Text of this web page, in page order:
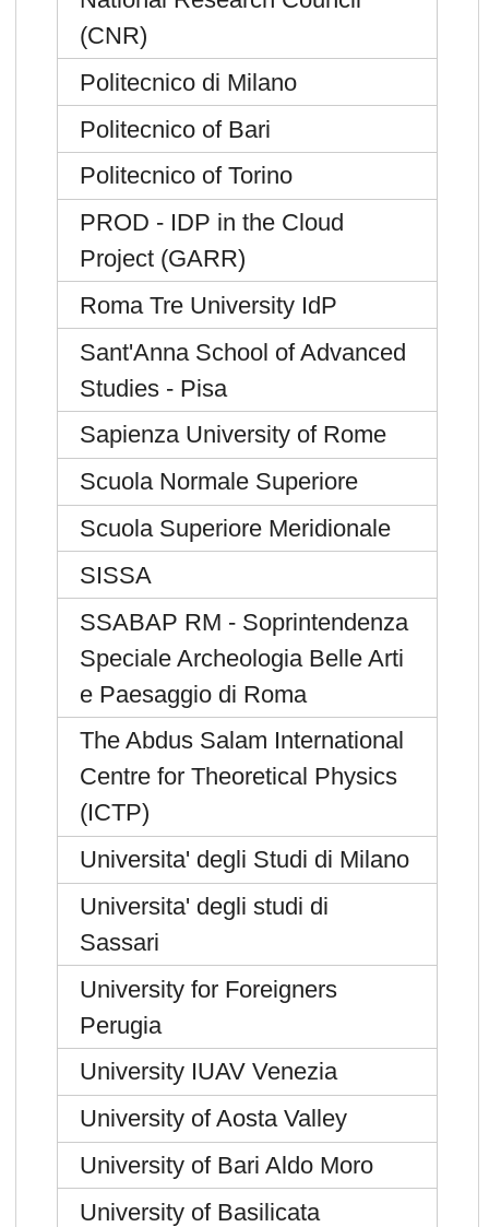
(CNR)
Politecnico di Milano
Politecnico of Bari
Politecnico of Torino
PROD - IDP in the Cloud
Project (GARR)
Roma Tre University IdP
Sant'Anna School of Advanced
Studies - Pisa
Sapienza University of Rome
Scuola Normale Superiore
Scuola Superiore Meridionale
SISSA
SSABAP RM - Soprintendenza
Speciale Archeologia Belle Arti
e Paesaggio di Roma
The Abdus Salam International
Centre for Theoretical Physics
(ICTP)
Universita' degli Studi di Milano
Universita' degli studi di
Sassari
University for Foreigners
Perugia
University IUAV Venezia
University of Aosta Valley
University of Bari Aldo Moro
University of Basilicata